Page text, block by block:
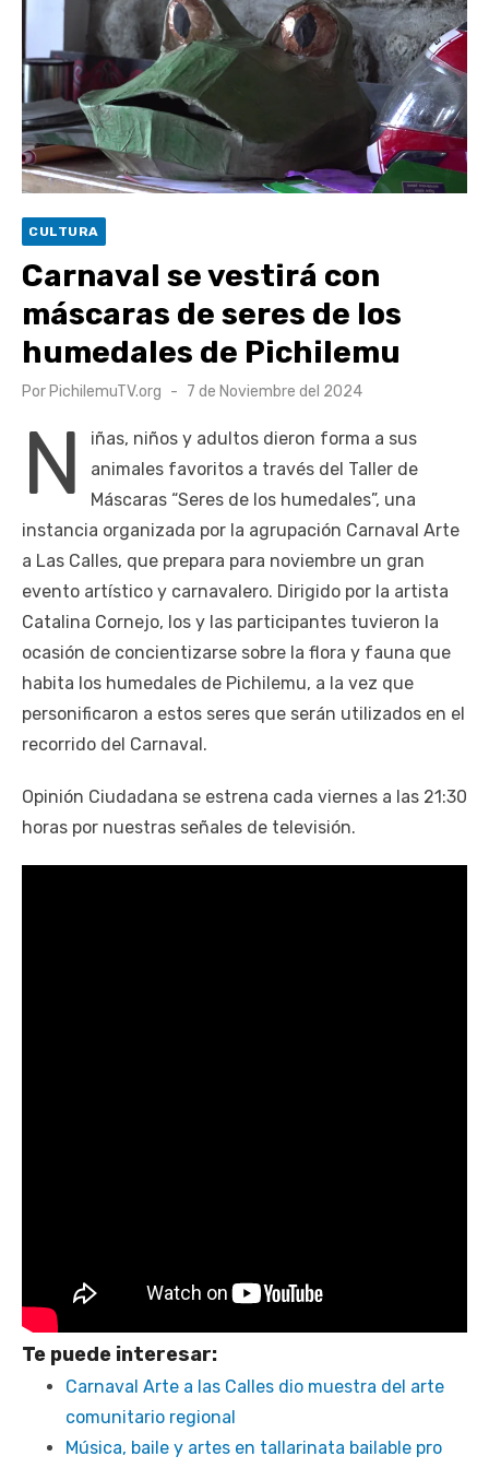
escuela comunitaria
Cóctel de Sábado: Emprendimiento y floricultura con María
Lina Fermandois y Luis Polanco
Seis comunas de O’Higgins inician la construcción
participativa del Plan Local de Restauración del Secano
Costero Nilahue
segunda clasificatoria
Retrospectiva 2026 | Capítulo 03: lessons on flight – Cecilia
Araneda
CULTURA
Carnaval se vestirá con
máscaras de seres de los
humedales de Pichilemu
Por PichilemuTV.org
Publicado
7 de Noviembre del 2024
N
iñas, niños y adultos dieron forma a sus
animales favoritos a través del Taller de
Máscaras “Seres de los humedales”, una
instancia organizada por la agrupación Carnaval Arte
a Las Calles, que prepara para noviembre un gran
evento artístico y carnavalero. Dirigido por la artista
Catalina Cornejo, los y las participantes tuvieron la
ocasión de concientizarse sobre la flora y fauna que
habita los humedales de Pichilemu, a la vez que
personificaron a estos seres que serán utilizados en el
recorrido del Carnaval.
Opinión Ciudadana se estrena cada viernes a las 21:30
horas por nuestras señales de televisión.
Te puede interesar:
Carnaval Arte a las Calles dio muestra del arte
comunitario regional
Música, baile y artes en tallarinata bailable pro